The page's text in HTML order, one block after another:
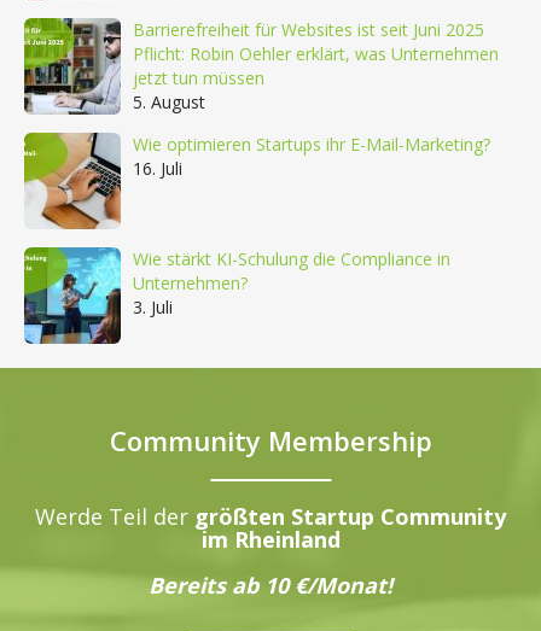
Barrierefreiheit für Websites ist seit Juni 2025
Pflicht: Robin Oehler erklärt, was Unternehmen
jetzt tun müssen
5. August
Wie optimieren Startups ihr E-Mail-Marketing?
16. Juli
Wie stärkt KI-Schulung die Compliance in
Unternehmen?
3. Juli
Community Membership
Werde Teil der größten Startup Community
im Rheinland
Bereits ab 10 €/Monat!